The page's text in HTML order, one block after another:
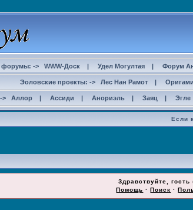
форумы: -> WWW-Доск | Удел Могултая | Форум
Эоловские проекты: -> Лес Нан Рамот | Оригами
> Аллор | Ассиди | Анориэль | Заяц | Эгле
Если
Здравствуйте, гость
Помощь ·Поиск ·